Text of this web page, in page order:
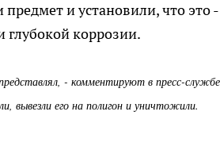
и установили, что это
глубокой коррозии.
- комментируют в пресс-
вывезли его на полигон и уничтожили.